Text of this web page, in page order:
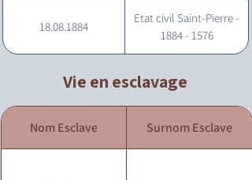
18.08.1884
Etat civil Saint-Pierre -
1884 - 1576
Vie en esclavage
Nom Esclave Surnom Esclave